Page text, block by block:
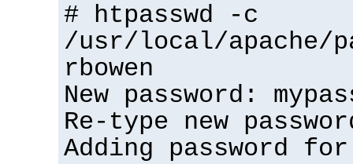
# htpasswd -c
/usr/local/apache/
rbowen
New password:
Re-type new
Adding password